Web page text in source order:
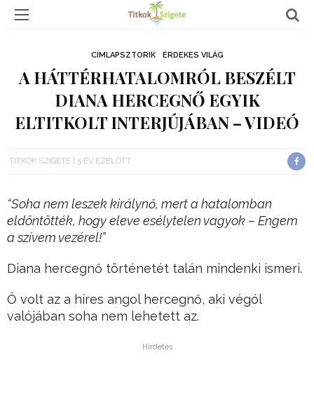
CÍMLAPSZTORIK ÉRDEKES VILÁG
A HÁTTÉRHATALOMRÓL BESZÉLT
DIANA HERCEGNŐ EGYIK
ELTITKOLT INTERJÚJÁBAN – VIDEÓ
TITKOK SZIGETE 5 ÉV EZELŐTT
“Soha nem leszek királynő, mert a hatalomban
eldöntötték, hogy eleve esélytelen vagyok – Engem
a szívem vezérel!”
Diana hercegnő történetét talán mindenki ismeri.
Ő volt az a híres angol hercegnő, aki végól
valójában soha nem lehetett az.
Hirdetés